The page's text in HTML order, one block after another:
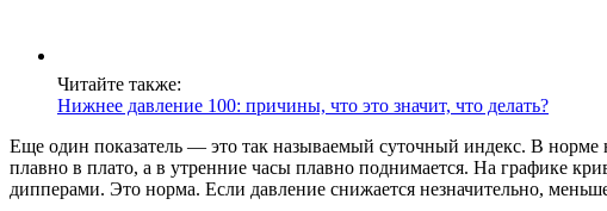
Читайте также:
Нижнее давление 100: причины, что это значит, что делать?
Еще один показатель — это так называемый суточный индекс. В
плавно в плато, а в утренние часы плавно поднимается. На графике
дипперами. Это норма. Если давление снижается незначительно,